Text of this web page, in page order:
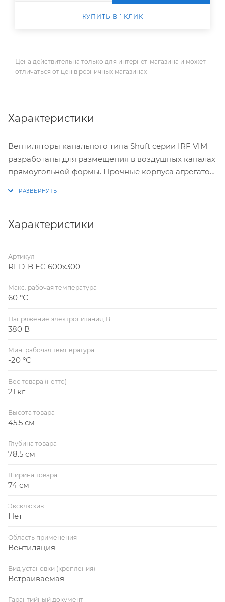
КУПИТЬ В 1 КЛИК
Цена действительна только для интернет-магазина и может
отличаться от цен в розничных магазинах
Характеристики
Вентиляторы канального типа Shuft серии IRF VIM
разработаны для размещения в воздушных каналах
прямоугольной формы. Прочные корпуса агрегатов
минватой. Все модели из представленной серии
Характеристики
Артикул
RFD-B EC 600x300
Макс. рабочая температура
60 °С
Напряжение электропитания, В
380 В
Мин. рабочая температура
-20 °С
Вес товара (нетто)
21 кг
Высота товара
45.5 см
Глубина товара
78.5 см
Ширина товара
74 см
Эксклюзив
Нет
Область применения
Вентиляция
Вид установки (крепления)
Встраиваемая
Гарантийный документ